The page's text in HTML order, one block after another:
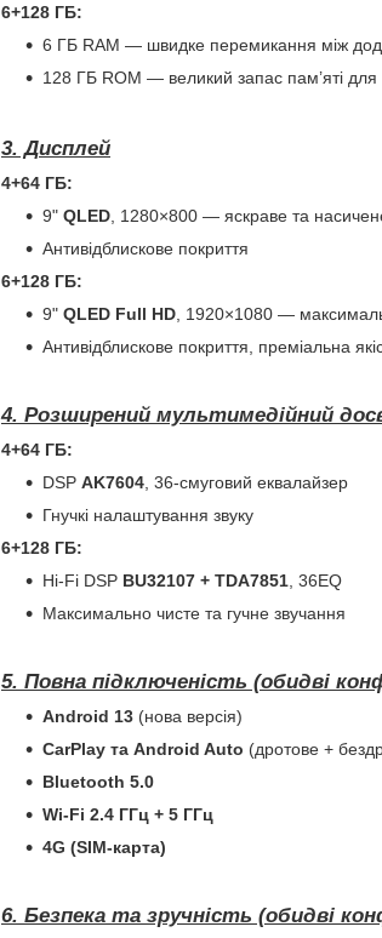
6+128 ГБ:
6 ГБ RAM — швидке перемикання між
128 ГБ ROM — великий запас пам’яті для
3. Дисплей
4+64 ГБ:
9" QLED , 1280×800 — яскраве та
Антивідблискове покриття
6+128 ГБ:
9" QLED Full HD , 1920×1080 —
Антивідблискове покриття, преміальна
4. Розширений мультимедійний
4+64 ГБ:
DSP AK7604 , 36-смуговий еквалайзер
Гнучкі налаштування звуку
6+128 ГБ:
Hi-Fi DSP BU32107 + TDA7851 , 36EQ
Максимально чисте та гучне звучання
5. Повна підключеність (обидві
Android 13 (нова версія)
CarPlay та Android Auto (дротове +
Bluetooth 5.0
Wi-Fi 2.4 ГГц + 5 ГГц
4G (SIM-карта)
6. Безпека та зручність (обидві